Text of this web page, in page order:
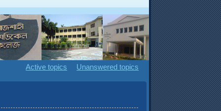
Active topics Unanswered topics